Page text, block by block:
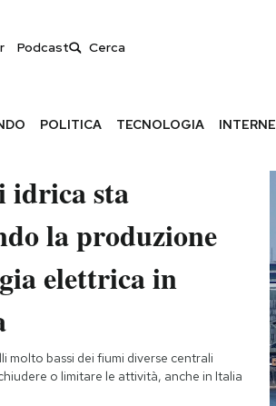
Podcast
POLITICA TECNOLOGIA
idrica sta
la produzione
elettrica in
molto bassi dei fiumi diverse centrali
o limitare le attività, anche in Italia